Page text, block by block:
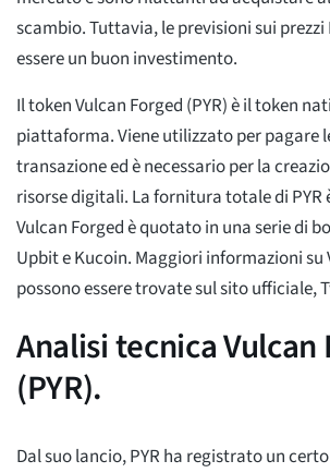
scambio. Tuttavia, le previsioni sui prezzi
essere un buon investimento.
Il token Vulcan Forged (PYR) è il token
piattaforma. Viene utilizzato per pagare
transazione ed è necessario per la
risorse digitali. La fornitura totale di PYR
Vulcan Forged è quotato in una serie di
Upbit e Kucoin. Maggiori informazioni su
possono essere trovate sul sito ufficiale,
Analisi tecnica Vulcan
(PYR).
Dal suo lancio, PYR ha registrato un